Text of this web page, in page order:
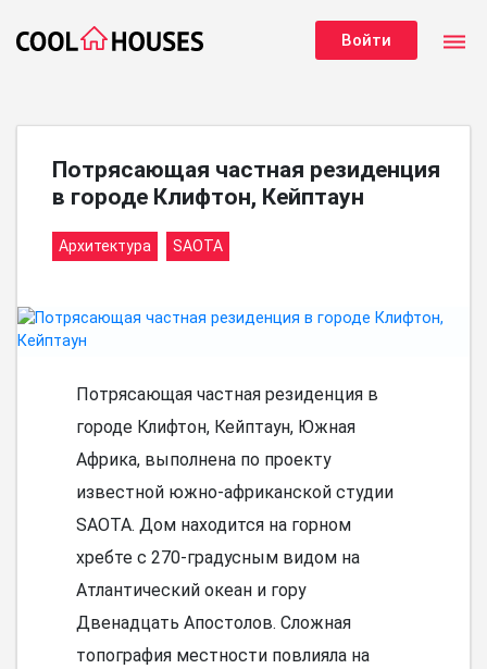
Войти dehaze
Потрясающая частная резиденция
в городе Клифтон, Кейптаун
Архитектура SAOTA
Потрясающая частная резиденция в
городе Клифтон, Кейптаун, Южная
Африка, выполнена по проекту
известной южно-африканской студии
SAOTA. Дом находится на горном
хребте с 270-градусным видом на
Атлантический океан и гору
Двенадцать Апостолов. Сложная
топография местности повлияла на